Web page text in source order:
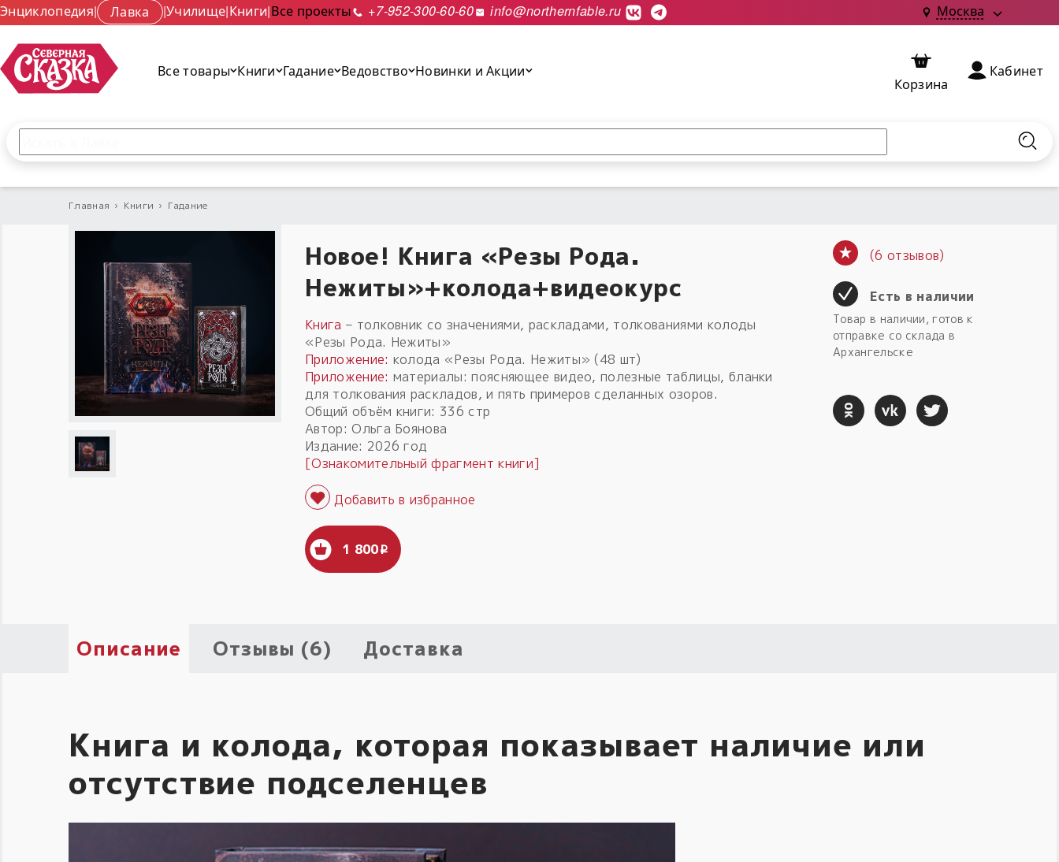
Энциклопедия| Лавка |Училище|Книги|Все проекты +7-952-300-60-60 info@northernfable.ru Москва
Все товары Книги Гадание Ведовство Новинки и Акции
Корзина
Кабинет
Главная › Книги › Гадание
Новое! Книга «Резы Рода.
Нежиты»+колода+видеокурс
Книга – толковник со значениями, раскладами, толкованиями колоды
«Резы Рода. Нежиты»
Приложение: колода «Резы Рода. Нежиты» (48 шт)
Приложение: материалы: поясняющее видео, полезные таблицы, бланки
для толкования раскладов, и пять примеров сделанных озоров.
Общий объём книги: 336 стр
Автор: Ольга Боянова
Издание: 2026 год
[Ознакомительный фрагмент книги]
1 800i
(6 отзывов)
Есть в наличии
Товар в наличии, готов к
отправке со склада в
Архангельске
Описание Отзывы (6) Доставка
Книга и колода, которая показывает наличие или
отсутствие подселенцев